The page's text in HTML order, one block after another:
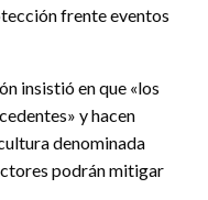
frente eventos
insistió en que «los
y hacen
denominada
podrán mitigar